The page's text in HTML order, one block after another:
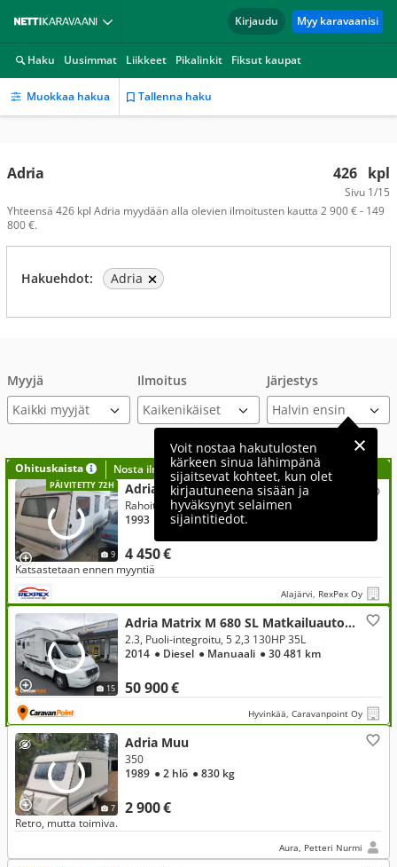
Kirjaudu Myy karavaanisi
Haku Uusimmat Liikkeet Pikalinkit Fiksut kaupat
Muokkaa hakua Tallenna haku
426 kpl
Sivu 1/15
Adria
Yhteensä 426 kpl Adria myydään alla olevien ilmoitusten kautta 2 900 € - 149
800 €.
Hakuehdot: Adria
Myyjä
Kaikki myyjät
Ilmoitus Järjestys
Voit nostaa hakutulosten
kärkeen sinua lähimpänä
sijaitsevat kohteet, kun olet
kirjautuneena sisään ja
hyväksynyt selaimen
sijaintitiedot.
Ohituskaista Nosta ilmoituksesi tähän?
PÄIVITETTY 72H
9
Adria 522
4 450 €
Rahoitus ilman käsirahaa alk 79€ kk
1993
● 5 hlö● 1 200 kg
Katsastetaan ennen myyntiä
Alajärvi, RexPex Oy
15
Adria Matrix M 680 SL Matkailuauto , Fiat
50 900 €
2.3, Puoli-integroitu, 5 2,3 130HP 35L
2014 ● Diesel ● Manuaali ● 30 481 km
Hyvinkää, Caravanpoint Oy
7
Adria Muu
2 900 €
350
1989 ● 2 hlö ● 830 kg
Retro, mutta toimiva.
Aura, Petteri Nurmi